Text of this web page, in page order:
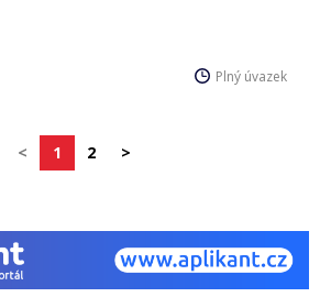
Plný úvazek
< 1 2 >